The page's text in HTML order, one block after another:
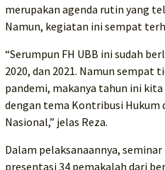
merupakan agenda rutin yang
Namun, kegiatan ini sempat
“Serumpun FH UBB ini sudah
2020, dan 2021. Namun sempat
pandemi, makanya tahun ini
dengan tema Kontribusi Hukum
Nasional,” jelas Reza.
Dalam pelaksanaannya,
presentasi 34 pemakalah dari